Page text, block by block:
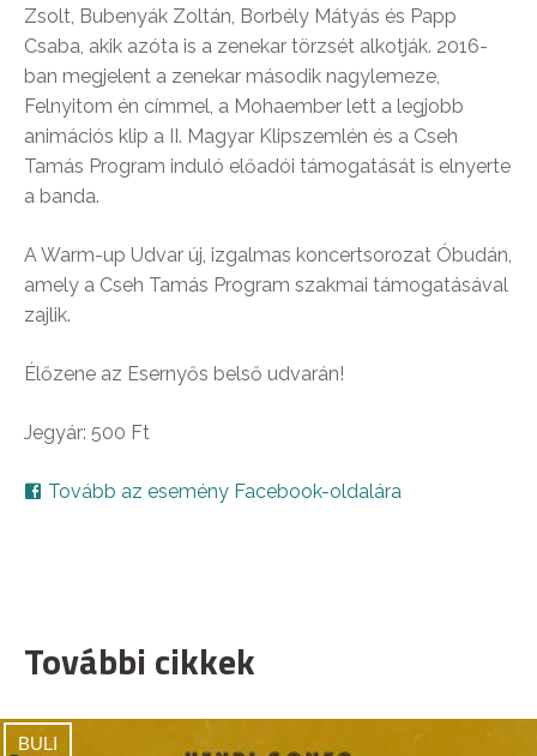
Zsolt, Bubenyák Zoltán, Borbély Mátyás és Papp
Csaba, akik azóta is a zenekar törzsét alkotják. 2016-
ban megjelent a zenekar második nagylemeze,
Felnyitom én címmel, a Mohaember lett a legjobb
animációs klip a II. Magyar Klipszemlén és a Cseh
Tamás Program induló előadói támogatását is elnyerte
a banda.
A Warm-up Udvar új, izgalmas koncertsorozat Óbudán,
amely a Cseh Tamás Program szakmai támogatásával
zajlik.
Élőzene az Esernyős belső udvarán!
Jegyár: 500 Ft
Tovább az esemény Facebook-oldalára
További cikkek
BULI